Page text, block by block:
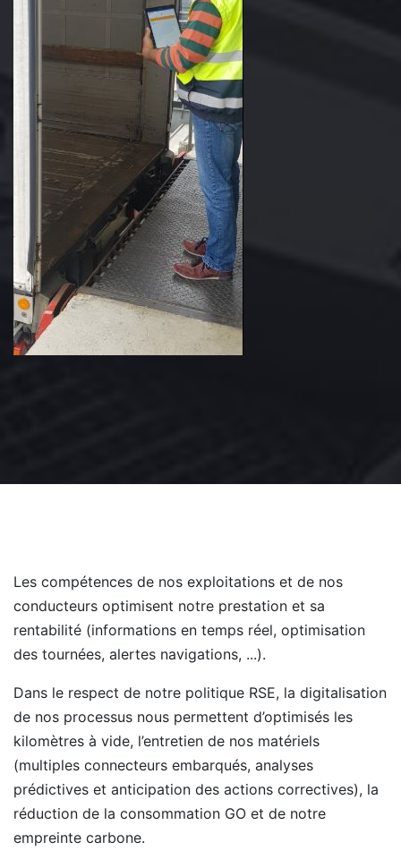
Les compétences de nos exploitations et de nos
conducteurs optimisent notre prestation et sa
rentabilité (informations en temps réel, optimisation
des tournées, alertes navigations, ...).
Dans le respect de notre politique RSE, la digitalisation
de nos processus nous permettent d’optimisés les
kilomètres à vide, l’entretien de nos matériels
(multiples connecteurs embarqués, analyses
prédictives et anticipation des actions correctives), la
réduction de la consommation GO et de notre
empreinte carbone.